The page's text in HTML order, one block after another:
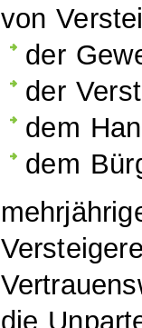
von
der
der
dem
dem
die